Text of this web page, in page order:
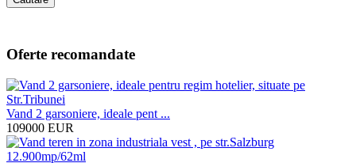
Oferte recomandate
Vand 2 garsoniere, ideale pent ...
109000 EUR